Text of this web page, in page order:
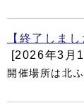
【終了しま
[2026年3月
開催場所は北